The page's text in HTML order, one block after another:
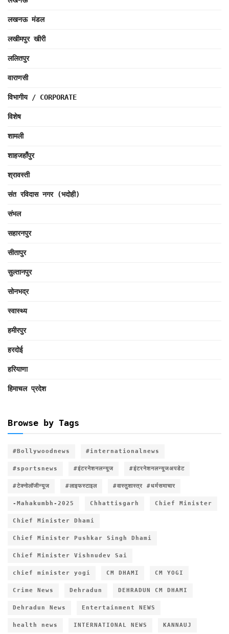
लखनऊ मंडल
लखीमपुर खीरी
ललितपुर
वाराणसी
विभागीय / CORPORATE
विशेष
शामली
शाहजहाँपुर
श्रावस्ती
संत रविदास नगर (भदोही)
संभल
सहारनपुर
सीतापुर
सुल्तानपुर
सोनभद्र
स्वास्थ्य
हमीरपुर
हरदोई
हरियाणा
हिमाचल प्रदेश
Browse by Tags
#Bollywoodnews #internationalnews
#sportsnews #इंटरनेशनलन्यूज #इंटरनेशनलन्यूजअपडेट
#टेक्नोलॉजीन्यूज #लाइफस्टाइल #वास्तुशास्त्र #धर्मसमाचार
-Mahakumbh-2025 Chhattisgarh Chief Minister
Chief Minister Dhami
Chief Minister Pushkar Singh Dhami
Chief Minister Vishnudev Sai
chief minister yogi CM DHAMI CM YOGI
Crime News Dehradun DEHRADUN CM DHAMI
Dehradun News Entertainment NEWS
health news INTERNATIONAL NEWS KANNAUJ